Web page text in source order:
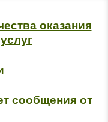
оказания
сообщения от